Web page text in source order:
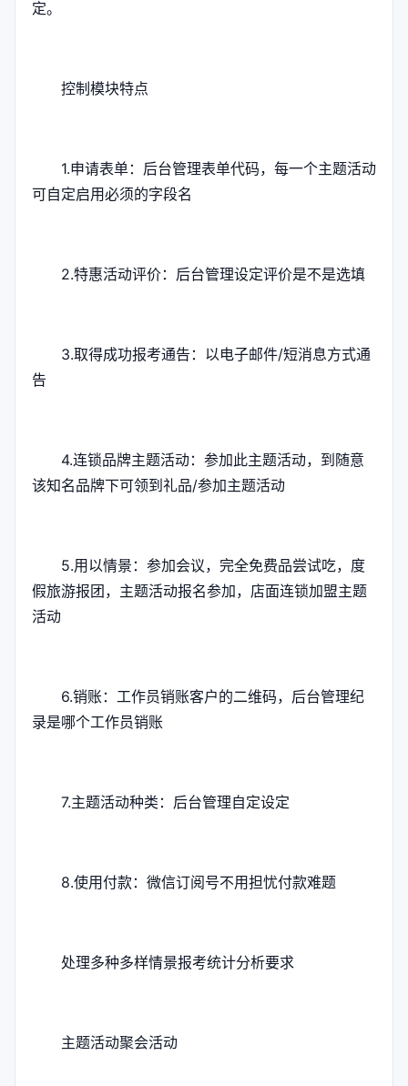
定。
控制模块特点
1.申请表单：后台管理表单代码，每一个主题活动
可自定启用必须的字段名
2.特惠活动评价：后台管理设定评价是不是选填
3.取得成功报考通告：以电子邮件/短消息方式通
告
4.连锁品牌主题活动：参加此主题活动，到随意
该知名品牌下可领到礼品/参加主题活动
5.用以情景：参加会议，完全免费品尝试吃，度
假旅游报团，主题活动报名参加，店面连锁加盟主题
活动
6.销账：工作员销账客户的二维码，后台管理纪
录是哪个工作员销账
7.主题活动种类：后台管理自定设定
8.使用付款：微信订阅号不用担忧付款难题
处理多种多样情景报考统计分析要求
主题活动聚会活动